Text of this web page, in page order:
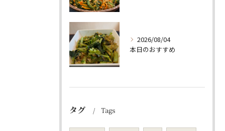
2026/08/04
本日のおすすめ
タグ Tags